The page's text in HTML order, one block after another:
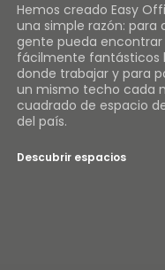
Hemos creado Easy
una simple razón: para
gente pueda encontrar
fácilmente fantásticos
donde trabajar y para
un mismo techo cada
cuadrado de espacio
del país.
Descubrir espacios